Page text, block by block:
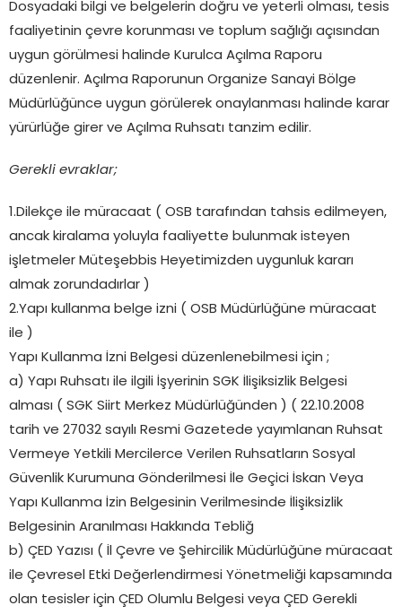
Dosyadaki bilgi ve belgelerin doğru ve yeterli olması, tesis
faaliyetinin çevre korunması ve toplum sağlığı açısından
uygun görülmesi halinde Kurulca Açılma Raporu
düzenlenir. Açılma Raporunun Organize Sanayi Bölge
Müdürlüğünce uygun görülerek onaylanması halinde karar
yürürlüğe girer ve Açılma Ruhsatı tanzim edilir.
Gerekli evraklar;
1.Dilekçe ile müracaat ( OSB tarafından tahsis edilmeyen,
ancak kiralama yoluyla faaliyette bulunmak isteyen
işletmeler Müteşebbis Heyetimizden uygunluk kararı
almak zorundadırlar )
2.Yapı kullanma belge izni ( OSB Müdürlüğüne müracaat
ile )
Yapı Kullanma İzni Belgesi düzenlenebilmesi için ;
a) Yapı Ruhsatı ile ilgili İşyerinin SGK İlişiksizlik Belgesi
alması ( SGK Siirt Merkez Müdürlüğünden ) ( 22.10.2008
tarih ve 27032 sayılı Resmi Gazetede yayımlanan Ruhsat
Vermeye Yetkili Mercilerce Verilen Ruhsatların Sosyal
Güvenlik Kurumuna Gönderilmesi İle Geçici İskan Veya
Yapı Kullanma İzin Belgesinin Verilmesinde İlişiksizlik
Belgesinin Aranılması Hakkında Tebliğ
b) ÇED Yazısı ( İl Çevre ve Şehircilik Müdürlüğüne müracaat
ile Çevresel Etki Değerlendirmesi Yönetmeliği kapsamında
olan tesisler için ÇED Olumlu Belgesi veya ÇED Gerekli